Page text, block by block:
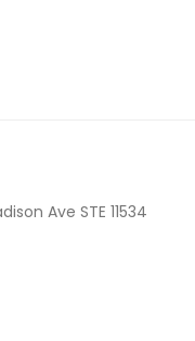
Ave STE 11534